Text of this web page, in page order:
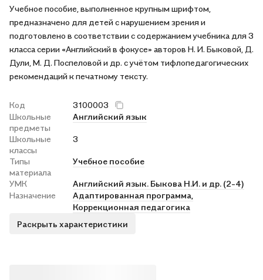
Учебное пособие, выполненное крупным шрифтом,
предназначено для детей с нарушением зрения и
подготовлено в соответствии с содержанием учебника для 3
класса серии «Английский в фокусе» авторов Н. И. Быковой, Д.
Дули, М. Д. Поспеловой и др. с учётом тифлопедагогических
рекомендаций к печатному тексту.
Код
3100003
Школьные
предметы
Английский язык
Школьные
классы
3
Типы
материала
Учебное пособие
УМК
Английский язык. Быкова Н.И. и др. (2-4)
Назначение
Адаптированная программа,
Коррекционная педагогика
Раскрыть характеристики